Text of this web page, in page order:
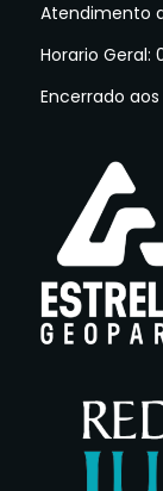
Atendimento
Horario Geral:
Encerrado